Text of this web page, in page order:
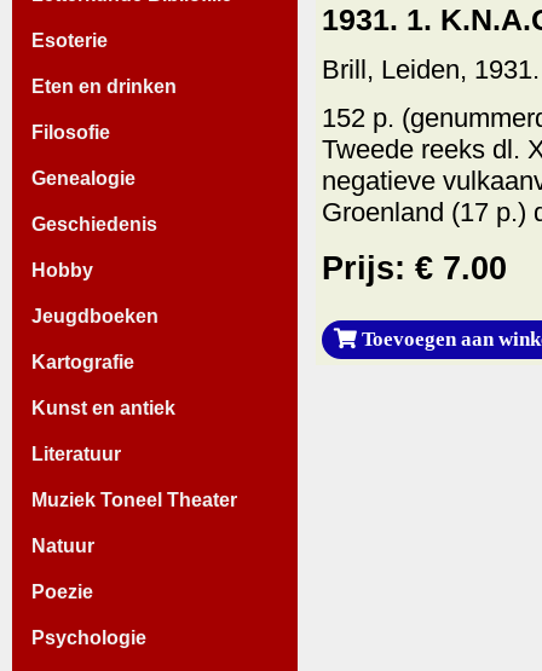
Esoterie
Eten en drinken
Filosofie
Genealogie
Geschiedenis
Hobby
Jeugdboeken
Kartografie
Kunst en antiek
Literatuur
Muziek Toneel Theater
Natuur
Poezie
Psychologie
1931. 1.
Brill, Leiden, 1931.
152 p.
Tweede reeks dl.
negatieve
Groenland (17 p.)
Prijs: € 7.00
Toevoegen aan